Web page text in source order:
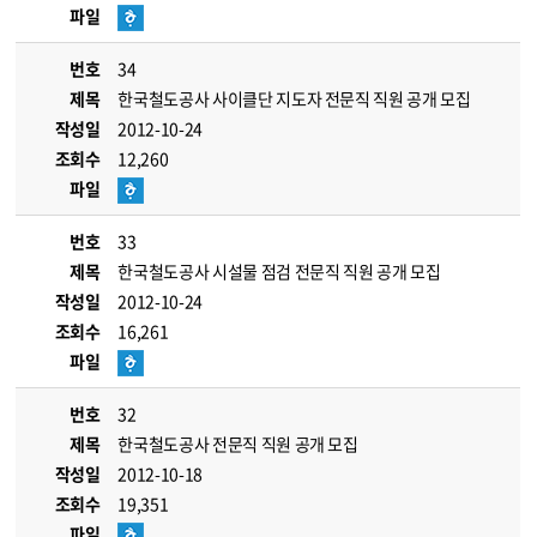
파일
번호
34
제목
한국철도공사 사이클단 지도자 전문직 직원 공개 모집
작성일
2012-10-24
조회수
12,260
파일
번호
33
제목
한국철도공사 시설물 점검 전문직 직원 공개 모집
작성일
2012-10-24
조회수
16,261
파일
번호
32
제목
한국철도공사 전문직 직원 공개 모집
작성일
2012-10-18
조회수
19,351